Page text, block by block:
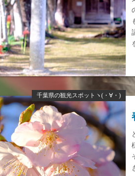
千葉県の観光スポットヽ(・∀・)